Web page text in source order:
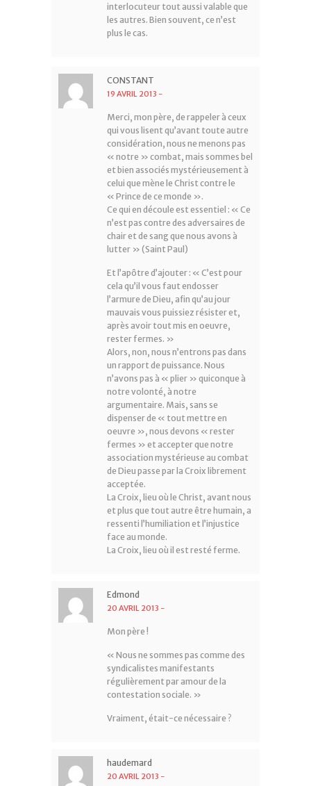
interlocuteur tout aussi valable que
les autres. Bien souvent, ce n’est
plus le cas.
CONSTANT
19 AVRIL 2013 -
Merci, mon père, de rappeler à ceux
qui vous lisent qu’avant toute autre
considération, nous ne menons pas
« notre » combat, mais sommes bel
et bien associés mystérieusement à
celui que mène le Christ contre le
« Prince de ce monde ».
Ce qui en découle est essentiel : « Ce
n’est pas contre des adversaires de
chair et de sang que nous avons à
lutter » (Saint Paul)
Et l’apôtre d’ajouter : « C’est pour
cela qu’il vous faut endosser
l’armure de Dieu, afin qu’au jour
mauvais vous puissiez résister et,
après avoir tout mis en oeuvre,
rester fermes. »
Alors, non, nous n’entrons pas dans
un rapport de puissance. Nous
n’avons pas à « plier » quiconque à
notre volonté, à notre
argumentaire. Mais, sans se
dispenser de « tout mettre en
oeuvre », nous devons « rester
fermes » et accepter que notre
association mystérieuse au combat
de Dieu passe par la Croix librement
acceptée.
La Croix, lieu où le Christ, avant nous
et plus que tout autre être humain, a
ressenti l’humiliation et l’injustice
face au monde.
La Croix, lieu où il est resté ferme.
Edmond
20 AVRIL 2013 -
Mon père !
« Nous ne sommes pas comme des
syndicalistes manifestants
régulièrement par amour de la
contestation sociale. »
Vraiment, était-ce nécessaire ?
haudemard
20 AVRIL 2013 -